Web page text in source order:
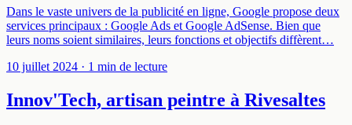
Dans le vaste univers de la publicité en ligne, Google propose deux
services principaux : Google Ads et Google AdSense. Bien que
leurs noms soient similaires, leurs fonctions et objectifs diffèrent…
10 juillet 2024 · 1 min de lecture
Innov'Tech, artisan peintre à Rivesaltes